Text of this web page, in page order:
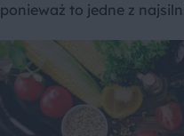
ponieważ to jedne z